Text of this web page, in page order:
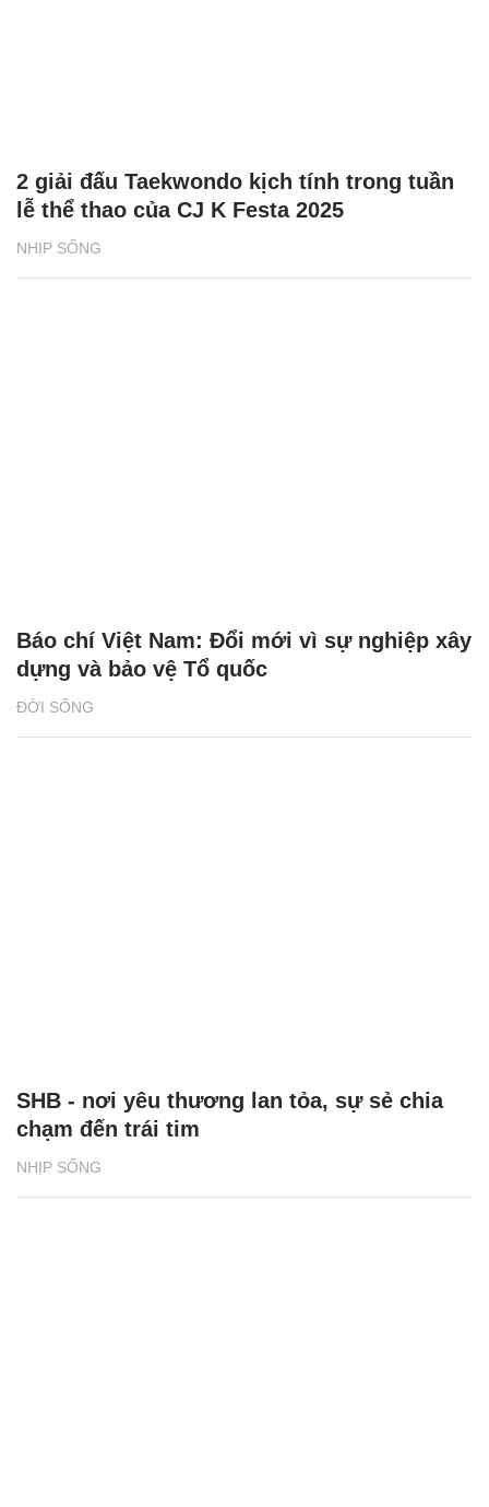
NHỊP SỐNG
2 giải đấu Taekwondo kịch tính trong tuần
lễ thể thao của CJ K Festa 2025
ĐỜI SỐNG
Báo chí Việt Nam: Đổi mới vì sự nghiệp xây
dựng và bảo vệ Tổ quốc
NHỊP SỐNG
SHB - nơi yêu thương lan tỏa, sự sẻ chia
chạm đến trái tim